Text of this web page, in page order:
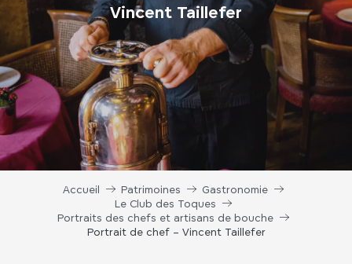
Vincent Taillefer
Accueil Patrimoines
Gastronomie
Le Club des Toques
Portraits des chefs et artisans de bouche
Portrait de chef – Vincent Taillefer